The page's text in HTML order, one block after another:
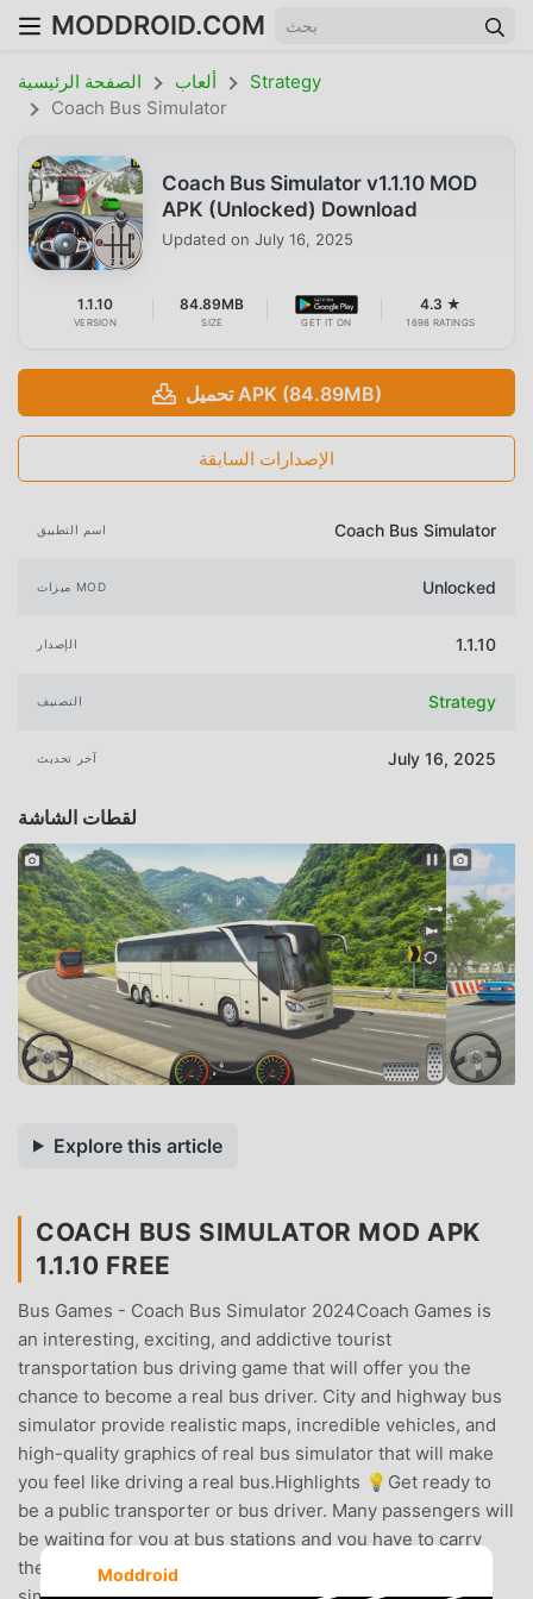
MODDROID.COM
الصفحة الرئيسية ألعاب
Strategy
Coach Bus Simulator
Coach Bus Simulator v1.1.10 MOD
APK (Unlocked) Download
Updated on July 16, 2025
1.1.10
VERSION
84.89MB
SIZE GET IT ON
4.3 ★
1698 RATINGS
تحميل APK (84.89MB)
الإصدارات السابقة
اسم التطبيق Coach Bus Simulator
ميزات MOD Unlocked
الإصدار 1.1.10
التصنيف Strategy
آخر تحديث July 16, 2025
لقطات الشاشة
Explore this article
COACH BUS SIMULATOR MOD APK
1.1.10 FREE
Bus Games - Coach Bus Simulator 2024Coach Games is
an interesting, exciting, and addictive tourist
transportation bus driving game that will offer you the
chance to become a real bus driver. City and highway bus
simulator provide realistic maps, incredible vehicles, and
high-quality graphics of real bus simulator that will make
you feel like driving a real bus.Highlights 💡Get ready to
be a public transporter or bus driver. Many passengers will
be waiting for you at bus stations and you have to carry
them to their destinations in public transport bus driving
Moddroid